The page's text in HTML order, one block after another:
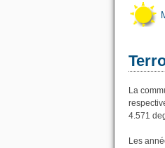
La
4.571
Les